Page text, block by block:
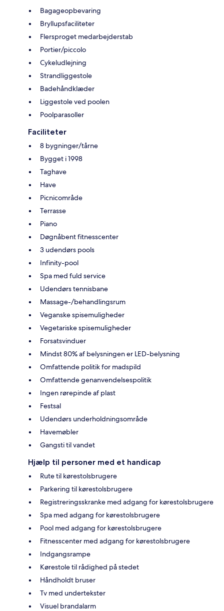
Bagageopbevaring
Bryllupsfaciliteter
Flersproget medarbejderstab
Portier/piccolo
Cykeludlejning
Strandliggestole
Badehåndklæder
Liggestole ved poolen
Poolparasoller
Faciliteter
8 bygninger/tårne
Bygget i 1998
Taghave
Have
Picnicområde
Terrasse
Piano
Døgnåbent fitnesscenter
3 udendørs pools
Infinity-pool
Spa med fuld service
Udendørs tennisbane
Massage-/behandlingsrum
Veganske spisemuligheder
Vegetariske spisemuligheder
Forsatsvinduer
Mindst 80% af belysningen er LED-belysning
Omfattende politik for madspild
Omfattende genanvendelsespolitik
Ingen rørepinde af plast
Festsal
Udendørs underholdningsområde
Havemøbler
Gangsti til vandet
Hjælp til personer med et handicap
Rute til kørestolsbrugere
Parkering til kørestolsbrugere
Registreringsskranke med adgang for kørestolsbrugere
Spa med adgang for kørestolsbrugere
Pool med adgang for kørestolsbrugere
Fitnesscenter med adgang for kørestolsbrugere
Indgangsrampe
Kørestole til rådighed på stedet
Håndholdt bruser
Tv med undertekster
Visuel brandalarm